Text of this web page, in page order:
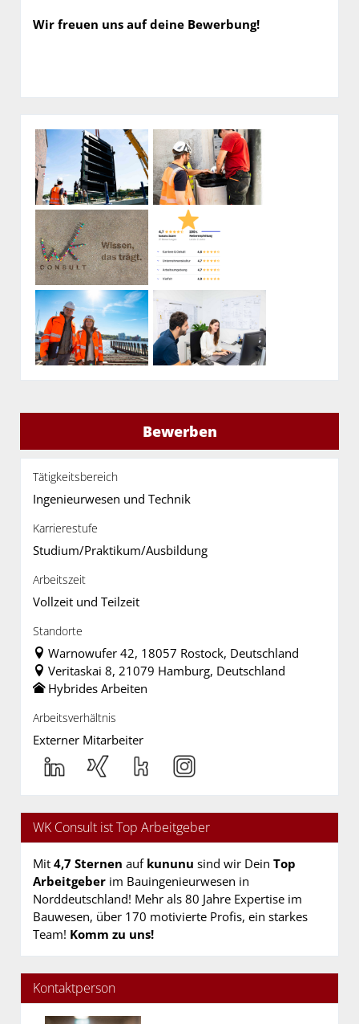
Wir freuen uns auf deine Bewerbung!
Bewerben
Tätigkeitsbereich
Ingenieurwesen und Technik
Karrierestufe
Studium/Praktikum/Ausbildung
Arbeitszeit
Vollzeit und Teilzeit
Standorte
Warnowufer 42, 18057 Rostock, Deutschland
Veritaskai 8, 21079 Hamburg, Deutschland
Hybrides Arbeiten
Arbeitsverhältnis
Externer Mitarbeiter
WK Consult ist Top Arbeitgeber
Mit4,7 Sternen aufkununu sind wir Dein Top
Arbeitgeber im Bauingenieurwesen in
Norddeutschland! Mehr als 80 Jahre Expertise im
Bauwesen, über 170 motivierte Profis, ein starkes
Team! Komm zu uns!
Kontaktperson